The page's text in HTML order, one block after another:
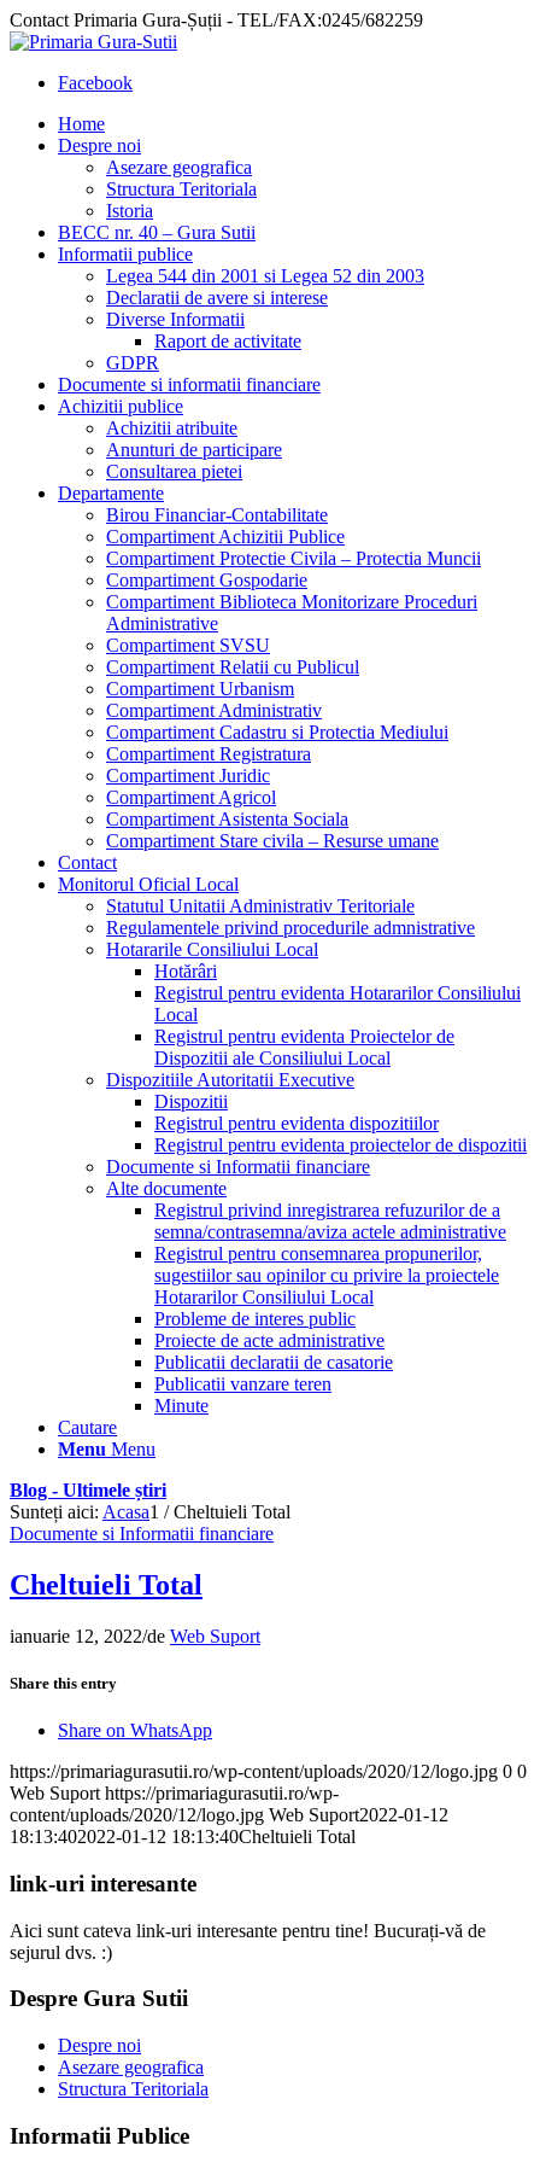
Contact Primaria Gura-Șuții - TEL/FAX:0245/682259
Facebook
Home
Despre noi
Asezare geografica
Structura Teritoriala
Istoria
BECC nr. 40 – Gura Sutii
Informatii publice
Legea 544 din 2001 si Legea 52 din 2003
Declaratii de avere si interese
Diverse Informatii
Raport de activitate
GDPR
Documente si informatii financiare
Achizitii publice
Achizitii atribuite
Anunturi de participare
Consultarea pietei
Departamente
Birou Financiar-Contabilitate
Compartiment Achizitii Publice
Compartiment Protectie Civila – Protectia Muncii
Compartiment Gospodarie
Compartiment Biblioteca Monitorizare Proceduri
Administrative
Compartiment SVSU
Compartiment Relatii cu Publicul
Compartiment Urbanism
Compartiment Administrativ
Compartiment Cadastru si Protectia Mediului
Compartiment Registratura
Compartiment Juridic
Compartiment Agricol
Compartiment Asistenta Sociala
Compartiment Stare civila – Resurse umane
Contact
Monitorul Oficial Local
Statutul Unitatii Administrativ Teritoriale
Regulamentele privind procedurile admnistrative
Hotararile Consiliului Local
Hotărâri
Registrul pentru evidenta Hotararilor Consiliului
Local
Registrul pentru evidenta Proiectelor de
Dispozitii ale Consiliului Local
Dispozitiile Autoritatii Executive
Dispozitii
Registrul pentru evidenta dispozitiilor
Registrul pentru evidenta proiectelor de dispozitii
Documente si Informatii financiare
Alte documente
Registrul privind inregistrarea refuzurilor de a
semna/contrasemna/aviza actele administrative
Registrul pentru consemnarea propunerilor,
sugestiilor sau opinilor cu privire la proiectele
Hotararilor Consiliului Local
Probleme de interes public
Proiecte de acte administrative
Publicatii declaratii de casatorie
Publicatii vanzare teren
Minute
Cautare
Menu Menu
Blog - Ultimele știri
Sunteți aici: Acasa1 / Cheltuieli Total
Documente si Informatii financiare
Cheltuieli Total
ianuarie 12, 2022/de Web Suport
Share this entry
Share on WhatsApp
https://primariagurasutii.ro/wp-content/uploads/2020/12/logo.jpg 0 0
Web Suport https://primariagurasutii.ro/wp-
content/uploads/2020/12/logo.jpg Web Suport2022-01-12
18:13:402022-01-12 18:13:40Cheltuieli Total
link-uri interesante
Aici sunt cateva link-uri interesante pentru tine! Bucurați-vă de
sejurul dvs. :)
Despre Gura Sutii
Despre noi
Asezare geografica
Structura Teritoriala
Informatii Publice